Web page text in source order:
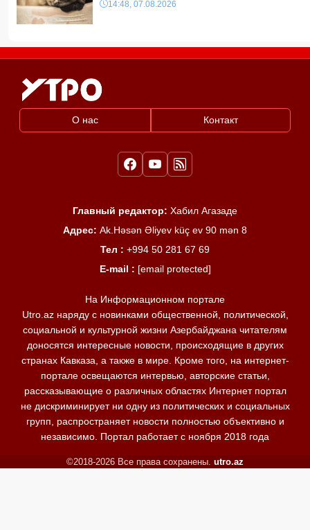
14:48, 07.08.2026
О нас Контакт
Главный редактор: Хабил Агазаде
Адрес: Ak.Həsən Əliyev küç ev 90 mən 8
Тел : +994 50 281 67 69
E-mail : [email protected]
На Информационном портале
Utro.az наряду с новинками общественной, политической,
социальной и культурной жизни Азербайджана читателям
доносятся интересные новости, происходящие в других
странах Кавказа, а также в мире. Кроме того, на интернет-
портале освещаются интервью, авторские статьи,
рассказывающие о различных областях Интернет портал
не дискриминирует ни одну из политических и социальных
групп, распространяет новости полностью объективно и
независимо. Портал работает с ноября 2018 года
©2018-2026 Все права сохранены. utro.az